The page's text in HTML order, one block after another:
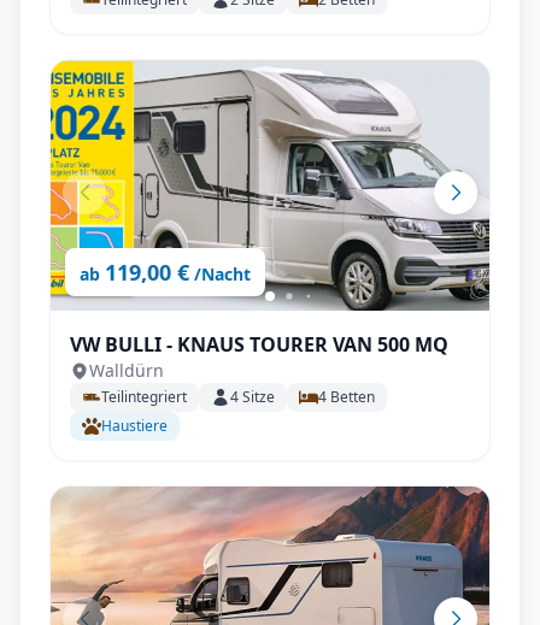
ab 119,00 € /Nacht
VW BULLI - KNAUS TOURER VAN 500 MQ
Walldürn
Teilintegriert 4Sitze 4 Betten
Haustiere